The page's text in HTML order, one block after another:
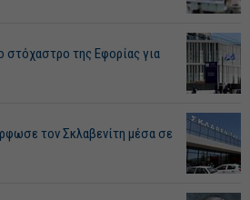
στόχαστρο της Εφορίας για
τον Σκλαβενίτη μέσα σε